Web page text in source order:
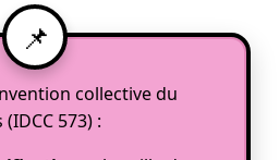
collective du
573) :